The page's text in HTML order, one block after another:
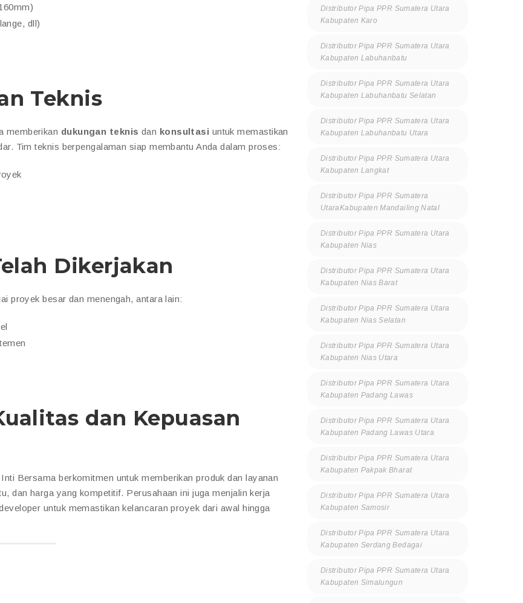
dll)
Teknis
memberikan dukungan teknis dan konsultasi untuk memastikan
Tim teknis berpengalaman siap membantu Anda dalam proses:
Dikerjakan
proyek besar dan menengah, antara lain:
dan Kepuasan
Bersama berkomitmen untuk memberikan produk dan layanan
dan harga yang kompetitif. Perusahaan ini juga menjalin kerja
untuk memastikan kelancaran proyek dari awal hingga
Distributor Pipa PPR Sumatera Utara
Kabupaten Karo
Distributor Pipa PPR Sumatera Utara
Kabupaten Labuhanbatu
Distributor Pipa PPR Sumatera Utara
Kabupaten Labuhanbatu Selatan
Distributor Pipa PPR Sumatera Utara
Kabupaten Labuhanbatu Utara
Distributor Pipa PPR Sumatera Utara
Kabupaten Langkat
Distributor Pipa PPR Sumatera
UtaraKabupaten Mandailing Natal
Distributor Pipa PPR Sumatera Utara
Kabupaten Nias
Distributor Pipa PPR Sumatera Utara
Kabupaten Nias Barat
Distributor Pipa PPR Sumatera Utara
Kabupaten Nias Selatan
Distributor Pipa PPR Sumatera Utara
Kabupaten Nias Utara
Distributor Pipa PPR Sumatera Utara
Kabupaten Padang Lawas
Distributor Pipa PPR Sumatera Utara
Kabupaten Padang Lawas Utara
Distributor Pipa PPR Sumatera Utara
Kabupaten Pakpak Bharat
Distributor Pipa PPR Sumatera Utara
Kabupaten Samosir
Distributor Pipa PPR Sumatera Utara
Kabupaten Serdang Bedagai
Distributor Pipa PPR Sumatera Utara
Kabupaten Simalungun